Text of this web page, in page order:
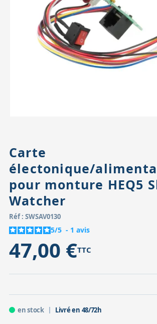
Accessoires pour montures
Pièces détachées
Carte
électonique/
pour monture HEQ5
Watcher
Réf : SWSAV0130
5/5 - 1 avis
47,00 €TTC
en stock Livré en 48/72h